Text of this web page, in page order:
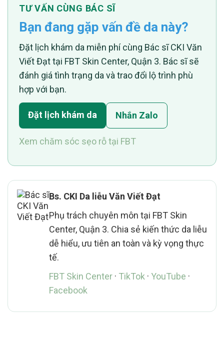
TƯ VẤN CÙNG BÁC SĨ
Bạn đang gặp vấn đề da này?
Đặt lịch khám da miễn phí cùng Bác sĩ CKI Văn
Viết Đạt tại FBT Skin Center, Quận 3. Bác sĩ sẽ
đánh giá tình trạng da và trao đổi lộ trình phù
hợp với bạn.
Đặt lịch khám da Nhắn Zalo
Xem chăm sóc sẹo rỗ tại FBT
Bs. CKI Da liễu Văn Viết Đạt
Phụ trách chuyên môn tại FBT Skin
Center, Quận 3. Chia sẻ kiến thức da liễu
dễ hiểu, ưu tiên an toàn và kỳ vọng thực
tế.
FBT Skin Center · TikTok · YouTube ·
Facebook